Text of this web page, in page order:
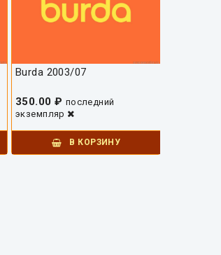
Burda 2003/07
350.00 ₽ последний
экземпляр
В КОРЗИНУ